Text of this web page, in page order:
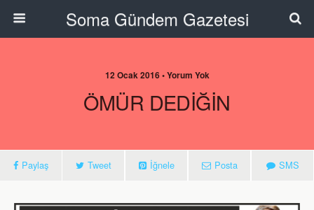
Soma Gündem Gazetesi
12 Ocak 2016 • Yorum Yok
ÖMÜR DEDİĞİN
Paylaş Tweet İğnele Posta SMS